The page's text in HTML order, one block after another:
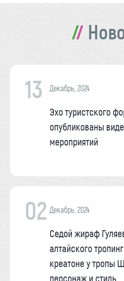
13 Декабрь, 2024
Эхо туристского
опубликованы
мероприятий
02 Декабрь, 2024
Седой жираф
алтайского
креатоне у тропы
персонаж и стиль